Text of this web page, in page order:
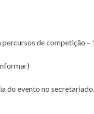
de competição –
do evento no